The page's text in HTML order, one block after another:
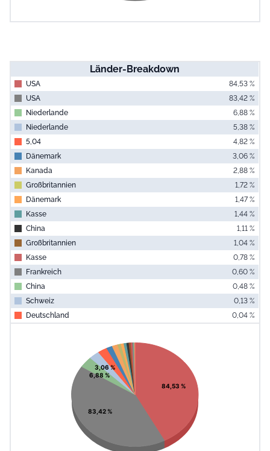
Länder-Breakdown
USA
84,53 %
USA
83,42 %
Niederlande
6,88 %
Niederlande
5,38 %
5,04
4,82 %
Dänemark
3,06 %
Kanada
2,88 %
Großbritannien
1,72 %
Dänemark
1,47 %
Kasse
1,44 %
China
1,11 %
Großbritannien
1,04 %
Kasse
0,78 %
Frankreich
0,60 %
China
0,48 %
Schweiz
0,13 %
Deutschland
0,04 %
Pie chart with 17 slices.
View as data table, Chart
84,53 %
83,42 %
6,88 %
3,06 %